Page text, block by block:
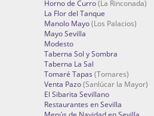
Horno de Curro(La Rinconada)
La Flor del Tanque
Manolo Mayo(Los Palacios)
Mayo Sevilla
Modesto
Taberna Sol y Sombra
Taberna La Sal
Tomaré Tapas (Tomares)
Venta Pazo(Sanlúcar la Mayor)
El Sibarita Sevillano
Restaurantes en Sevilla